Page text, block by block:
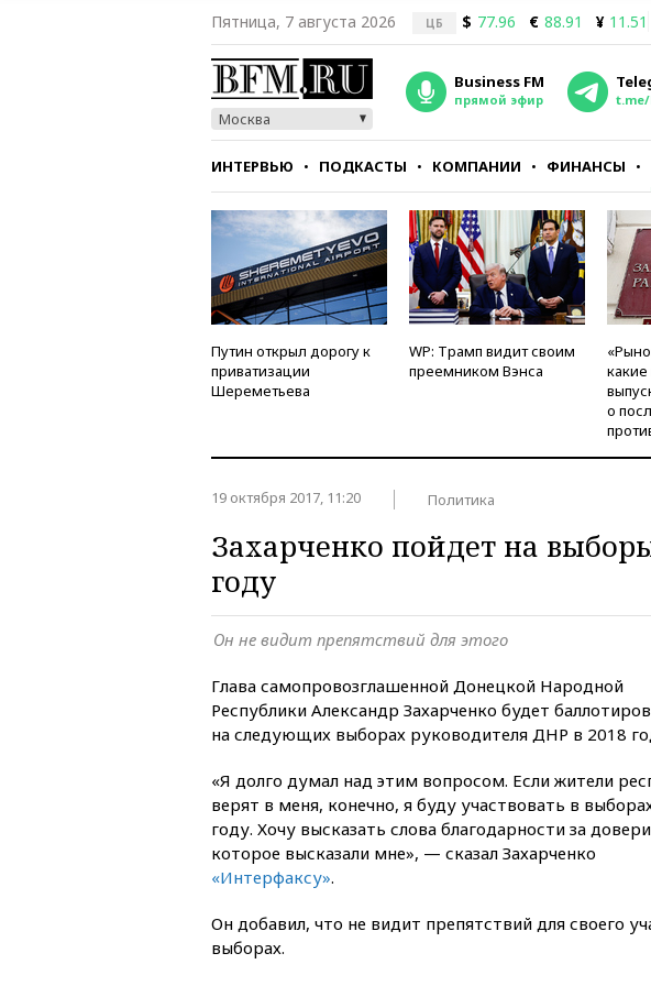
Пятница, 7 августа 2026 ЦБ $ 77.96 € 88.91 ¥ 11.51
Москва
Business FM
прямой эфир t.me/
ИНТЕРВЬЮ ПОДКАСТЫ КОМПАНИИ ФИНАНСЫ
СТИЛЬ ТЕСТЫ
Путин открыл дорогу к
приватизации
Шереметьева
WP: Трамп видит своим
преемником Вэнса
о
19 октября 2017, 11:20 Политика
Захарченко пойдет на
году
Он не видит препятствий для этого
Глава самопровозглашенной Донецкой Народной
Республики Александр Захарченко будет
на следующих выборах руководителя ДНР в 2018
«Я долго думал над этим вопросом. Если жители
верят в меня, конечно, я буду участвовать в
году. Хочу высказать слова благодарности за
которое высказали мне», — сказал Захарченко
«Интерфаксу».
Он добавил, что не видит препятствий для своего
выборах.